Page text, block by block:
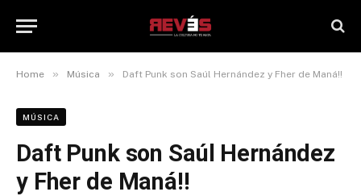
Home » Música » Daft Punk son Saúl Hernández y Fher de Maná!!
MÚSICA
Daft Punk son Saúl Hernández
y Fher de Maná!!